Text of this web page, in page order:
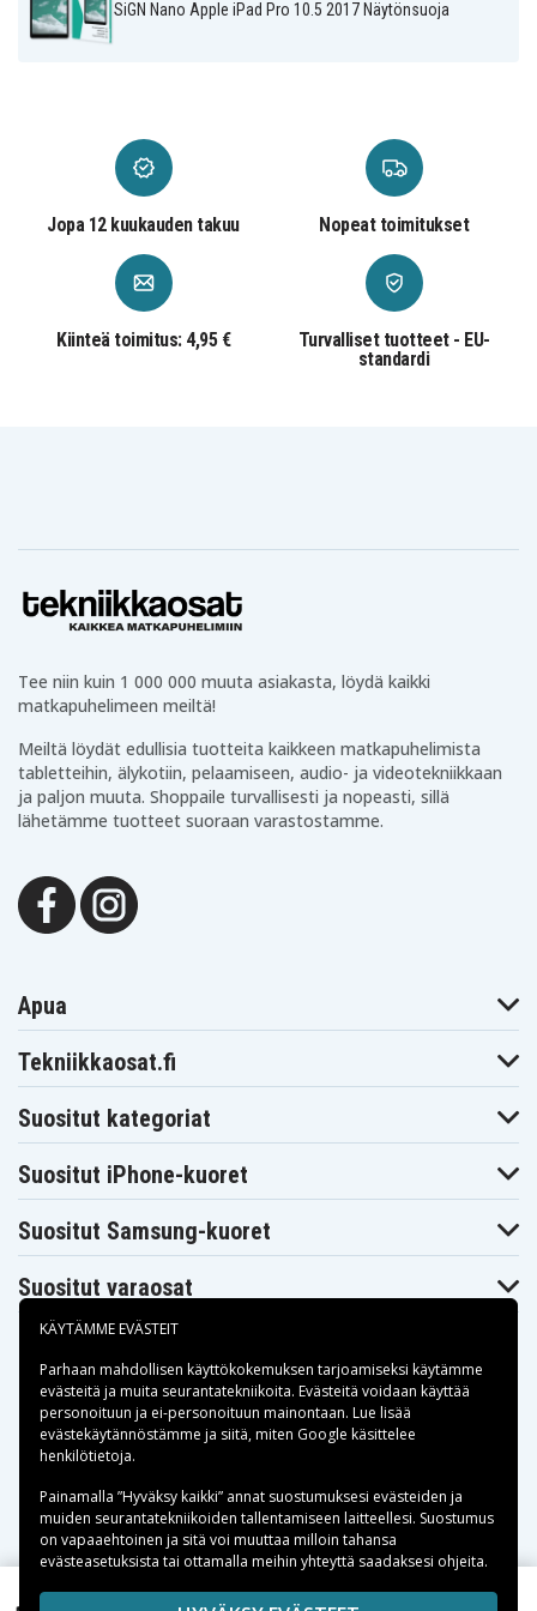
Tekniset tiedot:
Pakkauksen sisältö: Näytönsuoja ja
asennustyökalu
SNSP-NA-AIP105-2017
SiGN Nano Apple iPad Pro 10.5 2017 Näytönsuoja
Jopa 12 kuukauden takuu Nopeat toimitukset
Kiinteä toimitus: 4,95 €
Turvalliset tuotteet - EU-
standardi
Tee niin kuin 1 000 000 muuta asiakasta, löydä kaikki
matkapuhelimeen meiltä!
Meiltä löydät edullisia tuotteita kaikkeen matkapuhelimista
tabletteihin, älykotiin, pelaamiseen, audio- ja videotekniikkaan
ja paljon muuta. Shoppaile turvallisesti ja nopeasti, sillä
lähetämme tuotteet suoraan varastostamme.
Apua
Tekniikkaosat.fi
Suositut kategoriat
Suositut iPhone-kuoret
Suositut Samsung-kuoret
Suositut varaosat
Maksuvaihtoehdot
Toimitusvaihtoehdot
KÄYTÄMME EVÄSTEIT
Parhaan mahdollisen käyttökokemuksen tarjoamiseksi käytämme
evästeitä ja muita seurantatekniikoita. Evästeitä voidaan käyttää
personoituun ja ei-personoituun mainontaan. Lue lisää
evästekäytännöstämme ja siitä, miten Google käsittelee
henkilötietoja.
Painamalla ”Hyväksy kaikki” annat suostumuksesi evästeiden ja
muiden seurantatekniikoiden tallentamiseen laitteellesi. Suostumus
on vapaaehtoinen ja sitä voi muuttaa milloin tahansa
evästeasetuksista tai ottamalla meihin yhteyttä saadaksesi ohjeita.